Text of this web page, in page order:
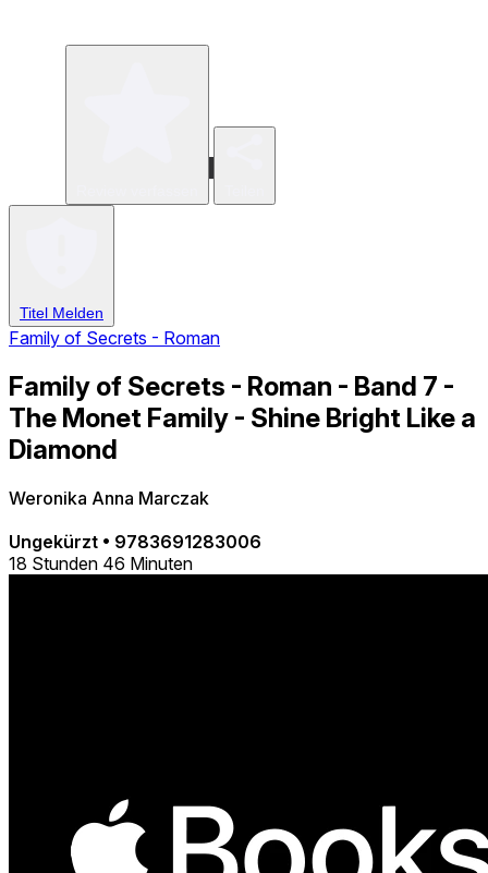
Titel Melden
Family of Secrets - Roman
Family of Secrets - Roman - Band 7 -
The Monet Family - Shine Bright Like a
Diamond
Weronika Anna Marczak
Ungekürzt • 9783691283006
18 Stunden 46 Minuten